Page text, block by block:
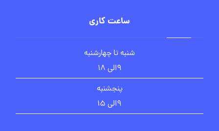
ساعت کاری
شنبه تا چهارشنبه
۹الی ۱۸
پنجشنبه
۹الی ۱۵